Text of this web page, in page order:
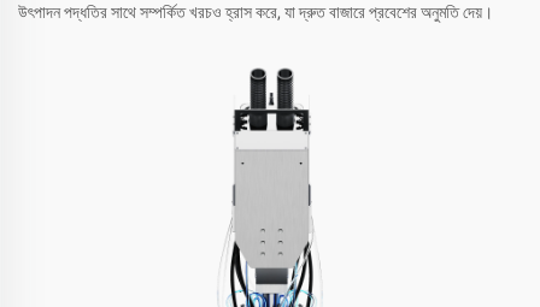
উৎপাদন পদ্ধতির সাথে সম্পর্কিত খরচও হ্রাস করে, যা দ্রুত বাজারে প্রবেশের অনুমতি দেয়।